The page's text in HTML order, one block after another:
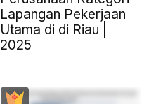
Lapangan Pekerjaan
Utama di di Riau |
2025